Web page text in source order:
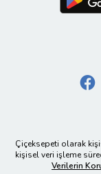
Çiçeksepeti olarak
kişisel veri işleme
Verilerin